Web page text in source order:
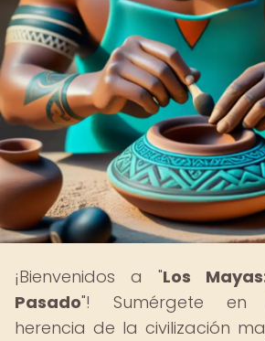
¡Bienvenidos a "Los
Pasado"! Sumérgete en
herencia de la civilización